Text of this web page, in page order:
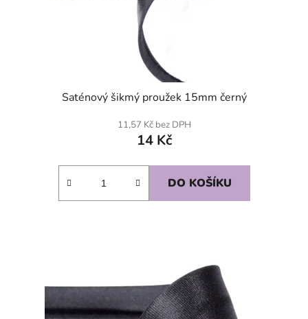
Saténový šikmý proužek 15mm černý
11,57 Kč bez DPH
14 Kč
DO KOŠÍKU